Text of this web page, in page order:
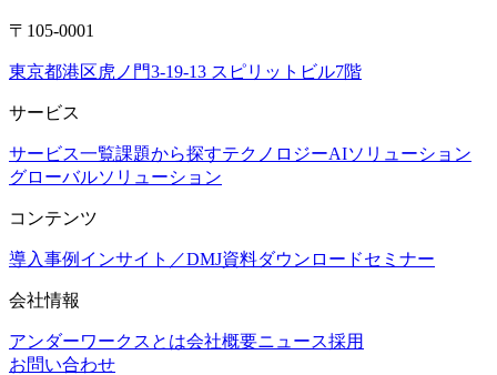
〒105-0001
東京都港区虎ノ門3-19-13 スピリットビル7階
サービス
サービス一覧課題から探すテクノロジーAIソリューション
グローバルソリューション
コンテンツ
導入事例 インサイト／DMJ資料ダウンロードセミナー
会社情報
アンダーワークスとは会社概要ニュース採用
お問い合わせ